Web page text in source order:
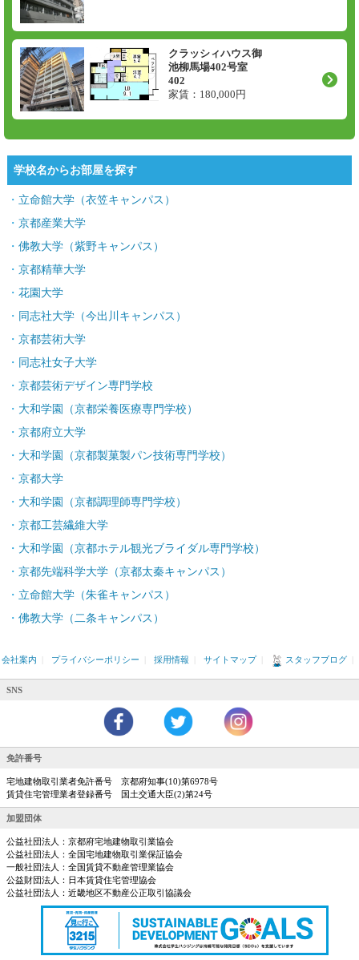
クラッシィハウス御
池柳馬場402号室
402
家賃： 180,000 円
学校名からお部屋を探す
立命館大学（衣笠キャンパス）
京都産業大学
佛教大学（紫野キャンパス）
京都精華大学
花園大学
同志社大学（今出川キャンパス）
京都芸術大学
同志社女子大学
京都芸術デザイン専門学校
大和学園（京都栄養医療専門学校）
京都府立大学
大和学園（京都製菓製パン技術専門学校）
京都大学
大和学園（京都調理師専門学校）
京都工芸繊維大学
大和学園（京都ホテル観光ブライダル専門学校）
京都先端科学大学（京都太秦キャンパス）
立命館大学（朱雀キャンパス）
佛教大学（二条キャンパス）
会社案内 プライバシーポリシー 採用情報 サイトマップ スタッフブログ
SNS
免許番号
宅地建物取引業者免許番号 京都府知事(10)第6978号
賃貸住宅管理業者登録番号 国土交通大臣(2)第24号
加盟団体
公益社団法人：京都府宅地建物取引業協会
公益社団法人：全国宅地建物取引業保証協会
一般社団法人：全国賃貸不動産管理業協会
公益財団法人：日本賃貸住宅管理協会
公益社団法人：近畿地区不動産公正取引協議会